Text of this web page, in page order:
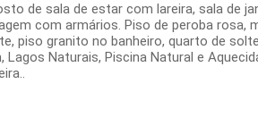
de sala de estar com lareira, sala de
com armários. Piso de peroba
piso granito no banheiro, quarto de
Naturais, Piscina Natural e